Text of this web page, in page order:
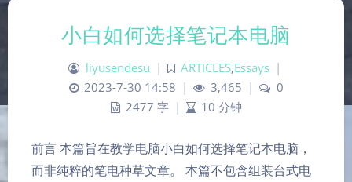
小白如何选择笔记本电脑
liyusendesu | ARTICLES,Essays |
2023-7-30 14:58 | 3,465 |
0
2477 字 | 10 分钟
前言 本篇旨在教学电脑小白如何选择笔记本电脑，
而非纯粹的笔电种草文章。 本篇不包含组装台式电